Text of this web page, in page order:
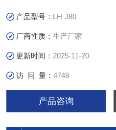
W/W-V/V是单位重量比浓度值。
产品型号： LH-J80
厂商性质：生产厂家
更新时间： 2025-11-20
访 问 量：4748
产品咨询